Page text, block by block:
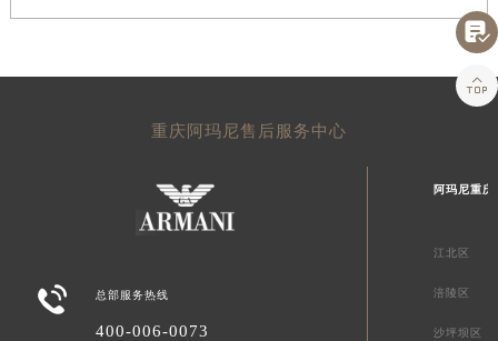
重庆阿玛尼售后服务中心
 总部服务热线
400-006-0073
阿玛尼重
江北区
涪陵区
沙坪坝区

